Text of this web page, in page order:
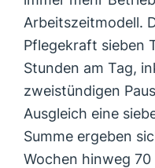
Arbeitszeitmodell.
Pflegekraft sieben
Stunden am Tag,
zweistündigen
Ausgleich eine
Summe ergeben
Wochen hinweg